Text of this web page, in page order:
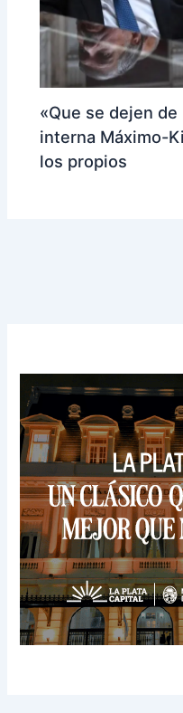
«Que se dejen
interna Máximo-
los propios